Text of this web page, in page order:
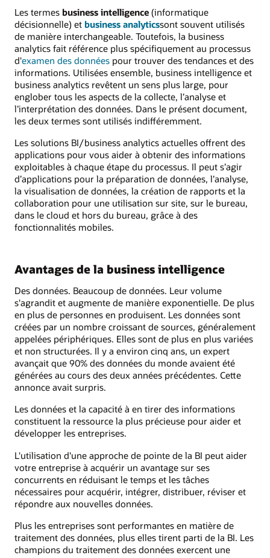
Les termes business intelligence (informatique
décisionnelle) et business analyticssont souvent utilisés
de manière interchangeable. Toutefois, la business
analytics fait référence plus spécifiquement au processus
d'examen des données pour trouver des tendances et des
informations. Utilisées ensemble, business intelligence et
business analytics revêtent un sens plus large, pour
englober tous les aspects de la collecte, l’analyse et
l’interprétation des données. Dans le présent document,
les deux termes sont utilisés indifféremment.
Les solutions BI/business analytics actuelles offrent des
applications pour vous aider à obtenir des informations
exploitables à chaque étape du processus. Il peut s’agir
d’applications pour la préparation de données, l’analyse,
la visualisation de données, la création de rapports et la
collaboration pour une utilisation sur site, sur le bureau,
dans le cloud et hors du bureau, grâce à des
fonctionnalités mobiles.
Avantages de la business intelligence
Des données. Beaucoup de données. Leur volume
s'agrandit et augmente de manière exponentielle. De plus
en plus de personnes en produisent. Les données sont
créées par un nombre croissant de sources, généralement
appelées périphériques. Elles sont de plus en plus variées
et non structurées. Il y a environ cinq ans, un expert
avançait que 90% des données du monde avaient été
générées au cours des deux années précédentes. Cette
annonce avait surpris.
Les données et la capacité à en tirer des informations
constituent la ressource la plus précieuse pour aider et
développer les entreprises.
L'utilisation d'une approche de pointe de la BI peut aider
votre entreprise à acquérir un avantage sur ses
concurrents en réduisant le temps et les tâches
nécessaires pour acquérir, intégrer, distribuer, réviser et
répondre aux nouvelles données.
Plus les entreprises sont performantes en matière de
traitement des données, plus elles tirent parti de la BI. Les
champions du traitement des données exercent une